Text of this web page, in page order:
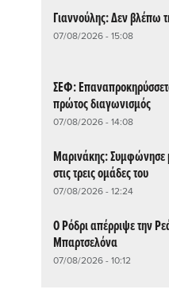
Γιαννούλης: Δεν βλέπω
07/08/2026 - 15:08
ΣΕΦ:
πρώτος διαγωνισμός
07/08/2026 - 14:08
Μαρινάκης: Συμφώνησε
στις τρεις ομάδες του
07/08/2026 - 12:24
Ο Ρόδρι απέρριψε την
Μπαρτσελόνα
07/08/2026 - 10:12